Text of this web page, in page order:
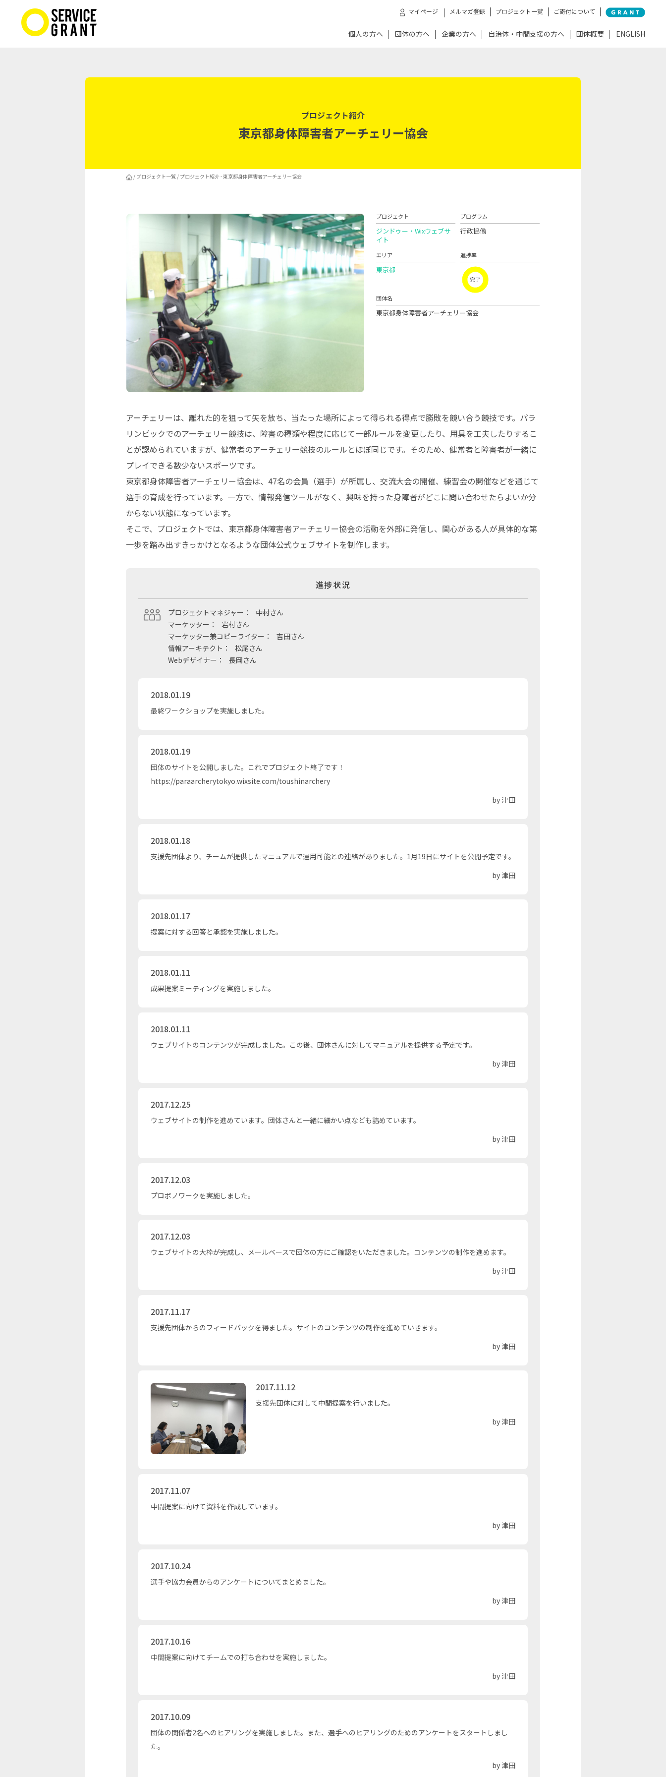
マイページ メルマガ登録 プロジェクト一覧 ご寄付について
個人の方へ 団体の方へ 企業の方へ 自治体・中間支援の方へ 団体概要 ENGLISH
プロジェクト紹介
東京都身体障害者アーチェリー協会
/ プロジェクト一覧 / プロジェクト紹介 - 東京都身体障害者アーチェリー協会
プロジェクト
ジンドゥー・Wixウェブサ
イト
プログラム
行政協働
エリア
東京都
進捗率
完了
団体名
東京都身体障害者アーチェリー協会
アーチェリーは、離れた的を狙って矢を放ち、当たった場所によって得られる得点で勝敗を競い合う競技です。パラ
リンピックでのアーチェリー競技は、障害の種類や程度に応じて一部ルールを変更したり、用具を工夫したりするこ
とが認められていますが、健常者のアーチェリー競技のルールとほぼ同じです。そのため、健常者と障害者が一緒に
プレイできる数少ないスポーツです。
東京都身体障害者アーチェリー協会は、47名の会員（選手）が所属し、交流大会の開催、練習会の開催などを通じて
選手の育成を行っています。一方で、情報発信ツールがなく、興味を持った身障者がどこに問い合わせたらよいか分
からない状態になっています。
そこで、プロジェクトでは、東京都身体障害者アーチェリー協会の活動を外部に発信し、関心がある人が具体的な第
一歩を踏み出すきっかけとなるような団体公式ウェブサイトを制作します。
進捗状況
プロジェクトマネジャー：
中村さん
マーケッター：
岩村さん
マーケッター兼コピーライター：
吉田さん
情報アーキテクト：
松尾さん
Webデザイナー：
長岡さん
2018.01.19
最終ワークショップを実施しました。
2018.01.19
団体のサイトを公開しました。これでプロジェクト終了です！
https://paraarcherytokyo.wixsite.com/toushinarchery
by 津田
2018.01.18
支援先団体より、チームが提供したマニュアルで運用可能との連絡がありました。1月19日にサイトを公開予定です。
by 津田
2018.01.17
提案に対する回答と承認を実施しました。
2018.01.11
成果提案ミーティングを実施しました。
2018.01.11
ウェブサイトのコンテンツが完成しました。この後、団体さんに対してマニュアルを提供する予定です。
by 津田
2017.12.25
ウェブサイトの制作を進めています。団体さんと一緒に細かい点なども詰めています。
by 津田
2017.12.03
プロボノワークを実施しました。
2017.12.03
ウェブサイトの大枠が完成し、メールベースで団体の方にご確認をいただきました。コンテンツの制作を進めます。
by 津田
2017.11.17
支援先団体からのフィードバックを得ました。サイトのコンテンツの制作を進めていきます。
by 津田
2017.11.12
支援先団体に対して中間提案を行いました。
by 津田
2017.11.07
中間提案に向けて資料を作成しています。
by 津田
2017.10.24
選手や協力会員からのアンケートについてまとめました。
by 津田
2017.10.16
中間提案に向けてチームでの打ち合わせを実施しました。
by 津田
2017.10.09
団体の関係者2名へのヒアリングを実施しました。また、選手へのヒアリングのためのアンケートをスタートしまし
た。
by 津田